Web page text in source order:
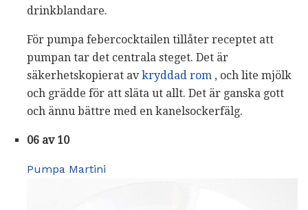
drinkblandare.
För pumpa febercocktailen tillåter receptet att
pumpan tar det centrala steget. Det är
säkerhetskopierat avkryddad rom , och lite mjölk
och grädde för att släta ut allt. Det är ganska gott
och ännu bättre med en kanelsockerfälg.
06 av 10
Pumpa Martini